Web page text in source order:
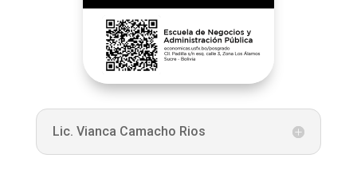
Lic. Vianca Camacho Rios